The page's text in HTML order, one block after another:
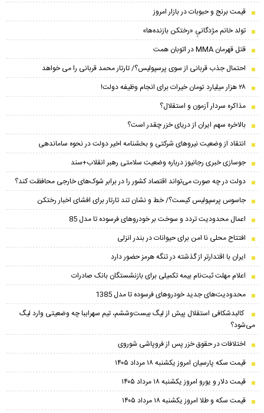
قیمت برنج و حبوبات در بازار امروز
تولد خانم مژدگانیِِ «رختکن بازنده‌ها»
قتل قهرمان MMA در اتوبان همت
احتمال جذب قربانی از سوی پرسپولیس؟/ تارتار محمد قربانی را می خواهد
۲۸ هزار میلیارد تومان خیرات برای انجام وظیفه دولت!
مذاکره سردار آزمون و استقلال؟
بالاخره سهم ایران از دریای خزر چقدر است؟
انتقاد از وضعیت نیروهای شرکتی و بخشنامه اخیر دولت در نحوه ساماندهی
جوسازی خبری رجانیوز درباره وضعیت سلامتی رهبر انقلاب+سند
دولت در چه صورت می‌تواند اقتصاد کشور را در برابر شوک‌های خارجی محافظت کند؟
جاسوس پرسپولیس کیست؟/ خط و نشان تند تارتار برای افشای اخبار رختکن
اعمال محدودیت تردد و سوخت‌ بر خودروهای فرسوده تا مدل 85
افتتاح محلی نا امن برای حیوانات در بندر انزلی
ایران با اقتدارتر از گذشته در تنگه هرمز حضور دارد
اعلام مهلت ثبت‌نام بیمه تکمیلی برای بازنشستگان بانک صادرات
محدودیت‌های جدید خودروهای فرسوده تا مدل 1385
کالبدشکافی استقلال پیش از لیگ بیست‌و‌ششم، تیم سهراببا چه وضعیتی وارد لیگ
می‌شود؟
اختلافات در حقوق خزر پس از فروپاشی شوروی
قیمت سکه پارسیان امروز یکشنبه ۱۸ مرداد ۱۴۰۵
قیمت دلار و یورو امروز یکشنبه ۱۸ مرداد ۱۴۰۵
قیمت سکه و طلا امروز یکشنبه ۱۸ مرداد ۱۴۰۵